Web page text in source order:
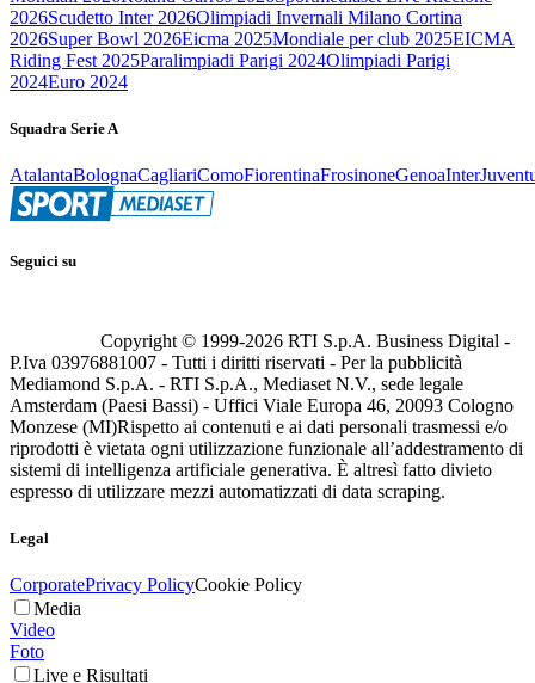
2026Scudetto Inter 2026Olimpiadi Invernali Milano Cortina
2026Super Bowl 2026Eicma 2025Mondiale per club 2025EICMA
Riding Fest 2025Paralimpiadi Parigi 2024Olimpiadi Parigi
2024Euro 2024
Squadra Serie A
AtalantaBolognaCagliariComoFiorentinaFrosinoneGenoaInter
Seguici su
Copyright © 1999-2026 RTI S.p.A. Business Digital -
P.Iva 03976881007 - Tutti i diritti riservati - Per la pubblicità
Mediamond S.p.A. - RTI S.p.A., Mediaset N.V., sede legale
Amsterdam (Paesi Bassi) - Uffici Viale Europa 46, 20093 Cologno
Monzese (MI)Rispetto ai contenuti e ai dati personali trasmessi e/o
riprodotti è vietata ogni utilizzazione funzionale all’addestramento di
sistemi di intelligenza artificiale generativa. È altresì fatto divieto
espresso di utilizzare mezzi automatizzati di data scraping.
Legal
CorporatePrivacy PolicyCookie Policy
Media
Video
Foto
Live e Risultati